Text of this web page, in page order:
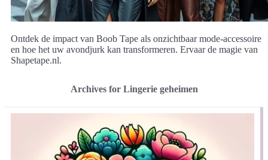
Ontdek de impact van Boob Tape als onzichtbaar mode-accessoire
en hoe het uw avondjurk kan transformeren. Ervaar de magie van
Shapetape.nl.
Archives for Lingerie geheimen